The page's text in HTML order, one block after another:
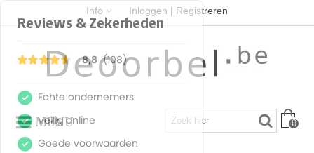
Info Inloggen | Registreren
MENU 0